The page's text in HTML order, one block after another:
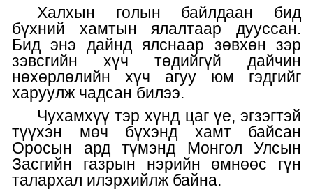
Халхын голын байлдаан бид
бүхний хамтын ялалтаар дууссан.
Бид энэ дайнд ялснаар зөвхөн зэр
зэвсгийн хүч төдийгүй дайчин
нөхөрлөлийн хүч агуу юм гэдгийг
харуулж чадсан билээ.
Чухамхүүтэрхүнд цаг үе, эгзэгтэй
түүхэн мөч бүхэнд хамт байсан
Оросын ард түмэнд Монгол Улсын
Засгийн газрын нэрийн өмнөөс гүн
талархал илэрхийлж байна.